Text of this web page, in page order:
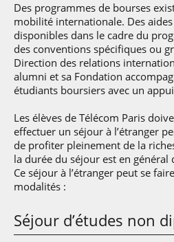
Des programmes de bourses
mobilité internationale. Des
disponibles dans le cadre du
des conventions spécifiques ou
Direction des relations
alumni et sa Fondation
étudiants boursiers avec un
Les élèves de Télécom Paris
effectuer un séjour à l’étranger
de profiter pleinement de la
la durée du séjour est en général
Ce séjour à l’étranger peut se
modalités :
Séjour d’études non